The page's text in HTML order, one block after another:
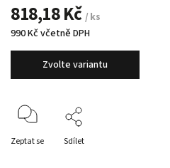
818,18 Kč / ks
990 Kč včetně DPH
Zvolte variantu
Zeptat se Sdílet